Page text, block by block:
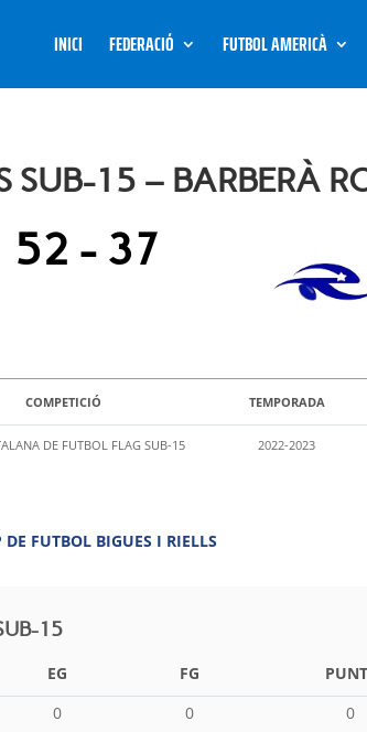
INICI FEDERACIÓ FUTBOL AMERICÀ
SUB-15 – BARBERÀ
52 - 37
COMPETICIÓ TEMPORADA
DE FUTBOL FLAG SUB-15 2022-2023
DE FUTBOL BIGUES I RIELLS
15
EG FG
0 0 0